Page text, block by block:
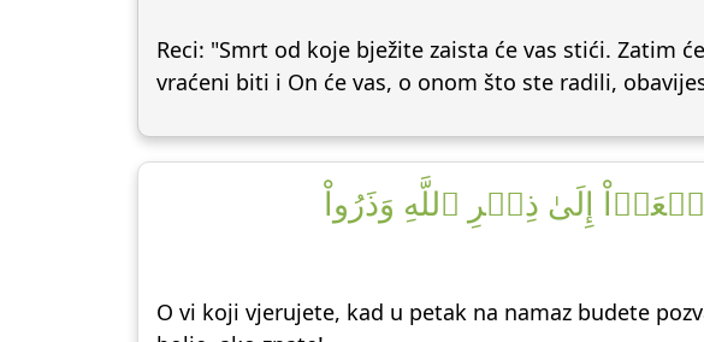
Reci: "Smrt od koje bježite zaista će vas stići. Zatim
vraćeni biti i On će vas, o onom što ste radili,
إِلَىٰ ذِكۡرِ ٱللَّهِ وَذَرُواْ
O vi koji vjerujete, kad u petak na namaz budete